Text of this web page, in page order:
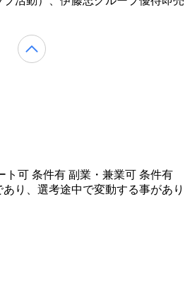
ト可 条件有 副業・兼業可 条件有
り、選考途中で変動する事があり